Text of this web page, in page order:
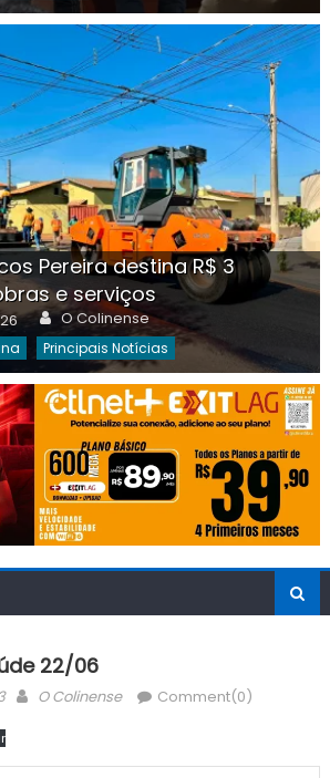
Pereira destina R$ 3
e serviços
Author
O Colinense
Principais Notícias
22/06
Author
O Colinense Comment(0)